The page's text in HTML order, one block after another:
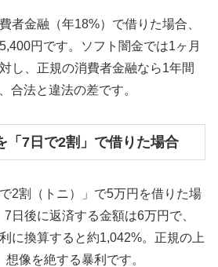
者金融（年18%）で借りた場合、
円です。ソフト闇金では1ヶ月
し、正規の消費者金融なら1年間
合法と違法の差です。
「7日で2割」で借りた場合
2割（トニ）」で5万円を借りた場
日後に返済する金額は6万円で、
に換算すると約1,042%。正規の上
像を絶する暴利です。